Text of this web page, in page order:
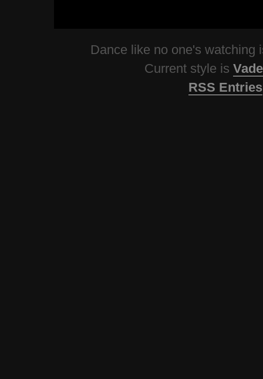
Dance like no one's watching
Current style is
RSS Entries